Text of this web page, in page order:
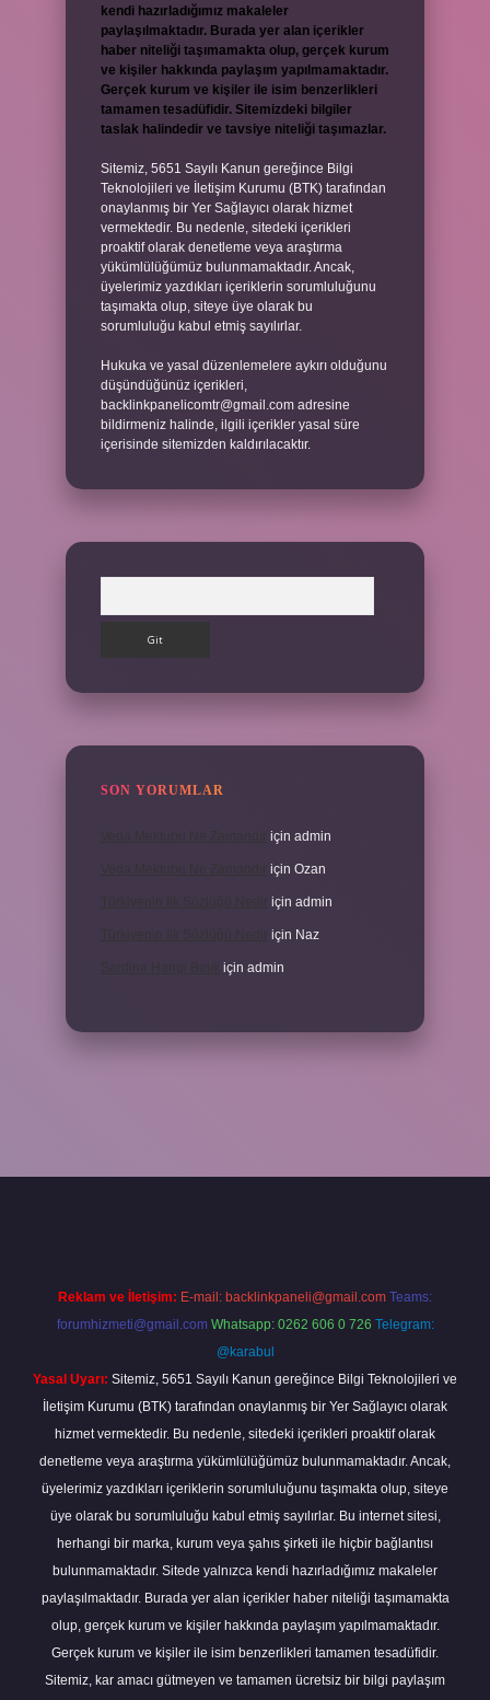
kendi hazırladığımız makaleler
paylaşılmaktadır. Burada yer alan içerikler
haber niteliği taşımamakta olup, gerçek kurum
ve kişiler hakkında paylaşım yapılmamaktadır.
Gerçek kurum ve kişiler ile isim benzerlikleri
tamamen tesadüfidir. Sitemizdeki bilgiler
taslak halindedir ve tavsiye niteliği taşımazlar.
Sitemiz, 5651 Sayılı Kanun gereğince Bilgi
Teknolojileri ve İletişim Kurumu (BTK) tarafından
onaylanmış bir Yer Sağlayıcı olarak hizmet
vermektedir. Bu nedenle, sitedeki içerikleri
proaktif olarak denetleme veya araştırma
yükümlülüğümüz bulunmamaktadır. Ancak,
üyelerimiz yazdıkları içeriklerin sorumluluğunu
taşımakta olup, siteye üye olarak bu
sorumluluğu kabul etmiş sayılırlar.
Hukuka ve yasal düzenlemelere aykırı olduğunu
düşündüğünüz içerikleri,
backlinkpanelicomtr@gmail.com adresine
bildirmeniz halinde, ilgili içerikler yasal süre
içerisinde sitemizden kaldırılacaktır.
SON YORUMLAR
için admin
için Ozan
için admin
için Naz
için admin
Reklam ve İletişim: E-mail: backlinkpaneli@gmail.com Teams:
forumhizmeti@gmail.com Whatsapp: 0262 606 0 726 Telegram:
@karabul
Yasal Uyarı: Sitemiz, 5651 Sayılı Kanun gereğince Bilgi Teknolojileri ve
İletişim Kurumu (BTK) tarafından onaylanmış bir Yer Sağlayıcı olarak
hizmet vermektedir. Bu nedenle, sitedeki içerikleri proaktif olarak
denetleme veya araştırma yükümlülüğümüz bulunmamaktadır. Ancak,
üyelerimiz yazdıkları içeriklerin sorumluluğunu taşımakta olup, siteye
üye olarak bu sorumluluğu kabul etmiş sayılırlar. Bu internet sitesi,
herhangi bir marka, kurum veya şahıs şirketi ile hiçbir bağlantısı
bulunmamaktadır. Sitede yalnızca kendi hazırladığımız makaleler
paylaşılmaktadır. Burada yer alan içerikler haber niteliği taşımamakta
olup, gerçek kurum ve kişiler hakkında paylaşım yapılmamaktadır.
Gerçek kurum ve kişiler ile isim benzerlikleri tamamen tesadüfidir.
Sitemiz, kar amacı gütmeyen ve tamamen ücretsiz bir bilgi paylaşım